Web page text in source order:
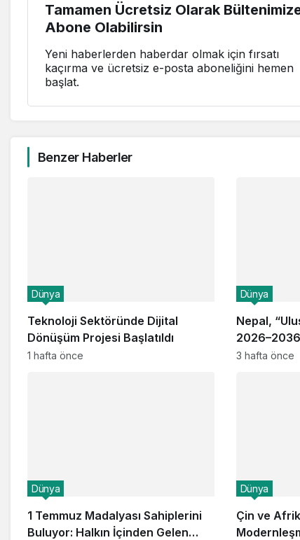
Tamamen Ücretsiz Olarak
Abone Olabilirsin
Yeni haberlerden haberdar olmak için fırsatı
kaçırma ve ücretsiz e-posta aboneliğini hemen
başlat.
Benzer Haberler
Teknoloji Sektöründe Dijital
Dönüşüm Projesi Başlatıldı
Dünya
1 hafta önce
Nepal,
Dönüşüm
Dünya
3 hafta önce
1 Temmuz Madalyası Sahiplerini
Buluyor: Halkın İçinden Gelen
Dünya
Çin ve
Dünya